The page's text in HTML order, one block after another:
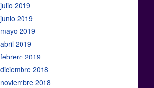
julio 2019
junio 2019
mayo 2019
abril 2019
febrero 2019
diciembre 2018
noviembre 2018